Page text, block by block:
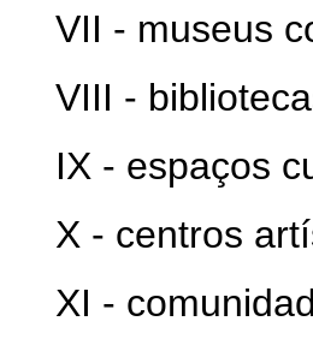
VII - museus
VIII -
IX - espaços
X - centros
XI -